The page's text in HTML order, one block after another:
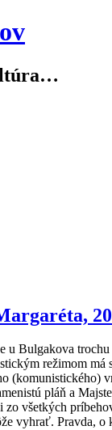
u Bulgakova
režimom
pláň a
všetkých
vyhrať. Pravda,